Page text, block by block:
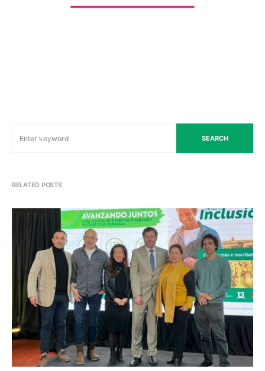
SEARCH
RELATED POSTS